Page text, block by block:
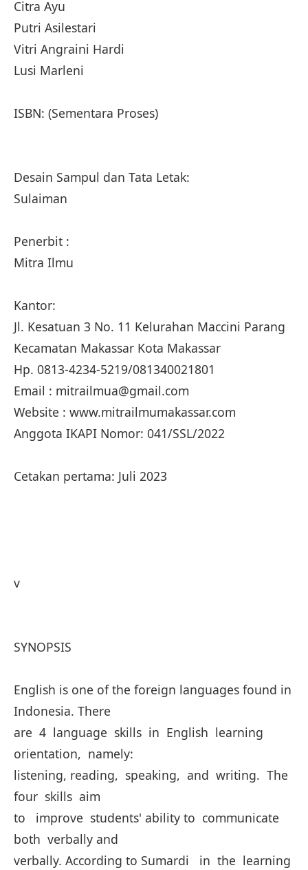
Citra Ayu
Putri Asilestari
Vitri Angraini Hardi
Lusi Marleni
ISBN: (Sementara Proses)
Desain Sampul dan Tata Letak:
Sulaiman
Penerbit :
Mitra Ilmu
Kantor:
Jl. Kesatuan 3 No. 11 Kelurahan Maccini Parang
Kecamatan Makassar Kota Makassar
Hp. 0813-4234-5219/081340021801
Email : mitrailmua@gmail.com
Website : www.mitrailmumakassar.com
Anggota IKAPI Nomor: 041/SSL/2022
Cetakan pertama: Juli 2023
v
SYNOPSIS
English is one of the foreign languages found in
Indonesia. There
are 4 language skills in English learning
orientation, namely:
listening, reading, speaking, and writing. The
four skills aim
to improve students' ability to communicate
both verbally and
verbally. According to Sumardi in the learning